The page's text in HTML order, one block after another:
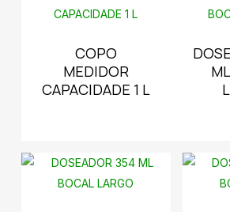
COPO
MEDIDOR
CAPACIDADE 1 L